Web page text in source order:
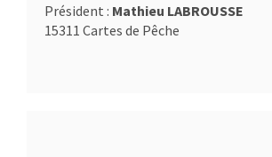
Président : Mathieu LABROUSSE
15311 Cartes de Pêche